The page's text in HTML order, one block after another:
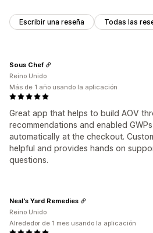
Escribir una reseña Todas las
Great app that helps to build AOV
recommendations and enabled
automatically at the checkout.
helpful and provides hands on
questions.
Sous Chef
Reino Unido
Más de 1 año usando la aplicación
Neal's Yard Remedies
Reino Unido
Alrededor de 1 mes usando la aplicación